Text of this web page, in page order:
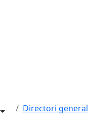
Directori general